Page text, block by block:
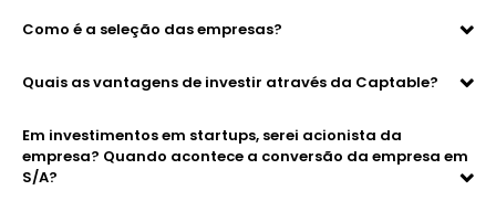
Como é a seleção das empresas?
Quais as vantagens de investir através da Captable?
Em investimentos em startups, serei acionista da
empresa? Quando acontece a conversão da empresa em
S/A?